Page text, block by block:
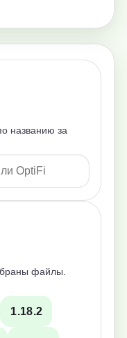
названию за
файлы.
1.18.2